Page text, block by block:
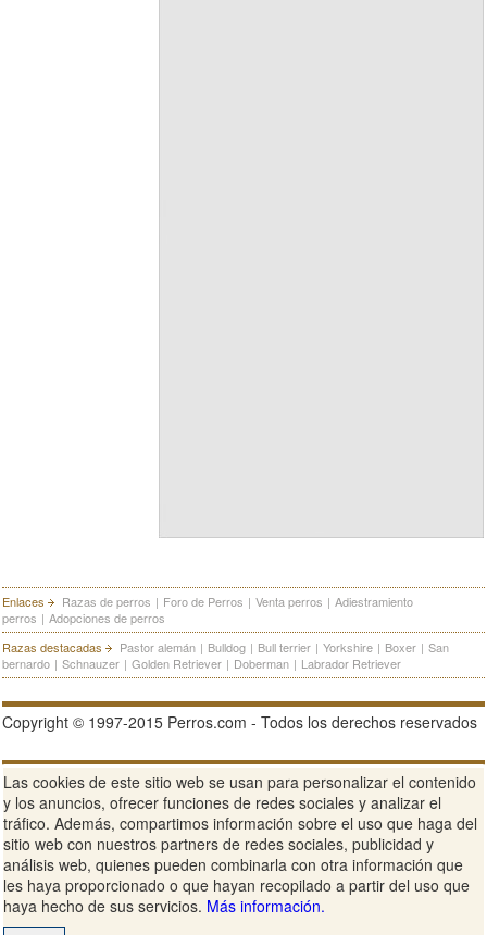
Enlaces Razas de perros | Foro de Perros | Venta perros | Adiestramiento
perros | Adopciones de perros
Razas destacadas
Pastor alemán | Bulldog | Bull terrier | Yorkshire | Boxer | San
bernardo | Schnauzer | Golden Retriever | Doberman | Labrador Retriever
Copyright © 1997-2015 Perros.com - Todos los derechos reservados
Publicidad en Perros.com | Contacte | Aviso Legal Política de
privacidad | Condiciones de uso
Ver sitio web completo
Las cookies de este sitio web se usan para personalizar el contenido
y los anuncios, ofrecer funciones de redes sociales y analizar el
tráfico. Además, compartimos información sobre el uso que haga del
sitio web con nuestros partners de redes sociales, publicidad y
análisis web, quienes pueden combinarla con otra información que
les haya proporcionado o que hayan recopilado a partir del uso que
haya hecho de sus servicios. Más información.